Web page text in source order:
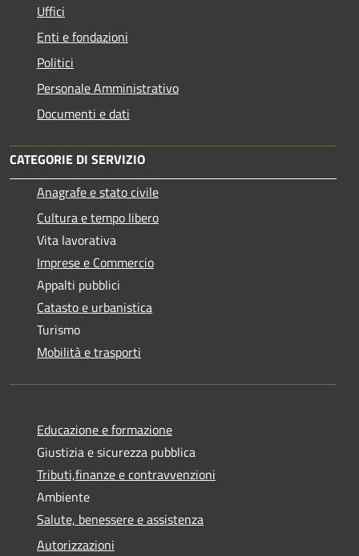
Uffici
Enti e fondazioni
Politici
Personale Amministrativo
Documenti e dati
CATEGORIE DI SERVIZIO
Anagrafe e stato civile
Cultura e tempo libero
Vita lavorativa
Imprese e Commercio
Appalti pubblici
Catasto e urbanistica
Turismo
Mobilità e trasporti
Educazione e formazione
Giustizia e sicurezza pubblica
Tributi,finanze e contravvenzioni
Ambiente
Salute, benessere e assistenza
Autorizzazioni